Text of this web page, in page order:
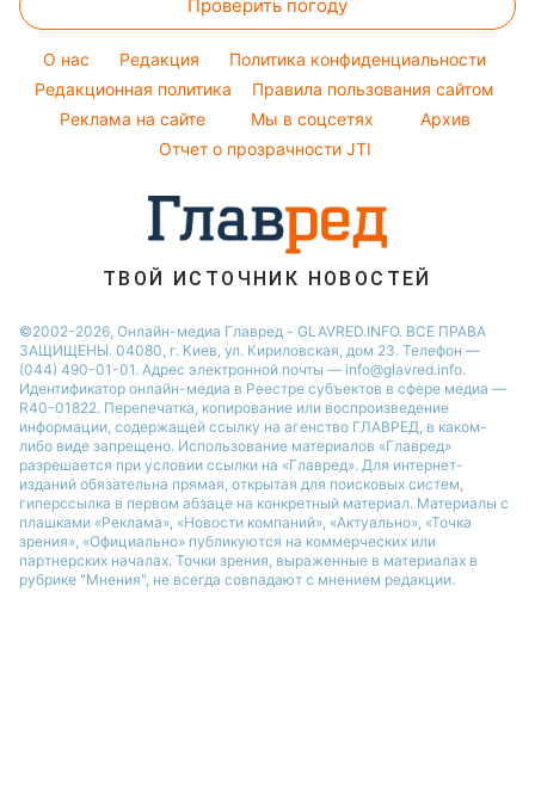
Новости Одессы
Настя Каменских
Виталий Козловский
Потап
София Ротару
Народные приметы
Все о шоу-бизнесе
Окрашивание волос
Красивый маникюр
Модные ошибки
Новости моды
Советы от Андре Тана
Проверить погоду
O нас Редакция
Политика конфиденциальности
Редакционная политика
Правила пользования сайтом
Реклама на сайте
Мы в соцсетях
Архив
Отчет о прозрачности JTI
ТВОЙ ИСТОЧНИК НОВОСТЕЙ
©2002-2026, Онлайн-медиа Главред - GLAVRED.INFO. ВСЕ ПРАВА
ЗАЩИЩЕНЫ. 04080, г. Киев, ул. Кириловская, дом 23. Телефон —
(044) 490-01-01. Адрес электронной почты — info@glavred.info.
Идентификатор онлайн-медиа в Реестре cубъектов в сфере медиа —
R40-01822. Перепечатка, копирование или воспроизведение
информации, содержащей ссылку на агенство ГЛАВРЕД, в каком-
либо виде запрещено. Использование материалов «Главред»
разрешается при условии ссылки на «Главред». Для интернет-
изданий обязательна прямая, открытая для поисковых систем,
гиперссылка в первом абзаце на конкретный материал. Материалы с
плашками «Реклама», «Новости компаний», «Актуально», «Точка
зрения», «Официально» публикуются на коммерческих или
партнерских началах. Точки зрения, выраженные в материалах в
рубрике "Мнения", не всегда совпадают с мнением редакции.